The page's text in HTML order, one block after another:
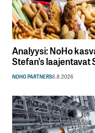
Analyysi: NoHo
Stefan’s laajentavat
NOHO PARTNERS6.8.2026